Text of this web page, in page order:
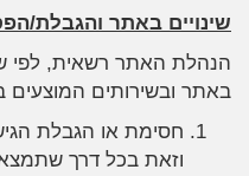
שינויים באתר והגבלת/
הנהלת האתר רשאית, לפי
באתר ובשירותים המוצעים
חסימת או הגבלת
וזאת בכל דרך שתמצא